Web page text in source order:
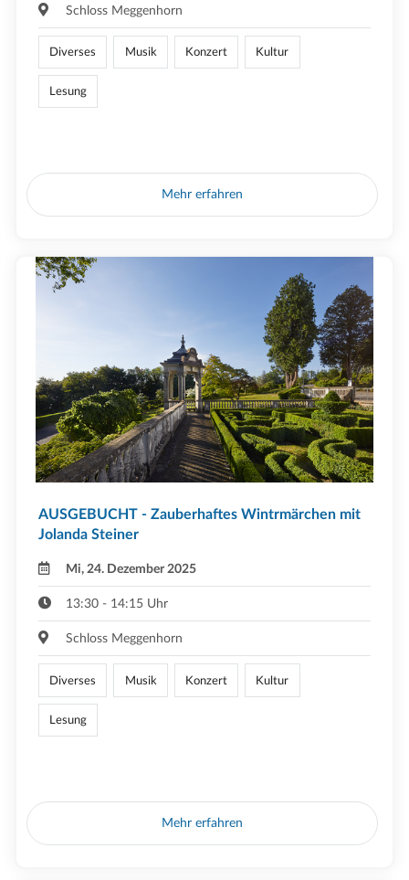
Schloss Meggenhorn
Diverses Musik Konzert Kultur
Lesung
Mehr erfahren
AUSGEBUCHT - Zauberhaftes Wintrmärchen mit
Jolanda Steiner
Mi, 24. Dezember 2025
13:30 - 14:15 Uhr
Schloss Meggenhorn
Diverses Musik Konzert Kultur
Lesung
Mehr erfahren